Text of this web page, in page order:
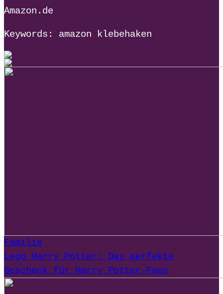
Amazon.de
Keywords: amazon klebehaken
Familie
Lego Harry Potter: Das perfekte
Geschenk für Harry Potter-Fans